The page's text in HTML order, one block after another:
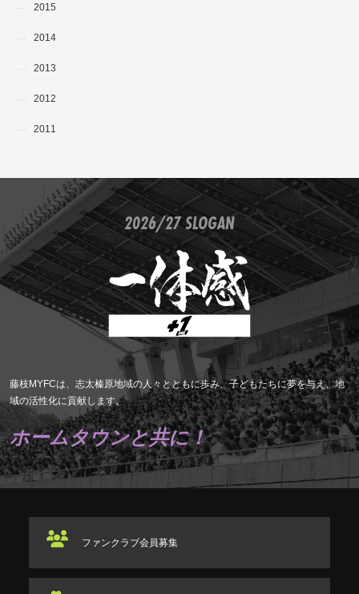
2015
2014
2013
2012
2011
2026/27 SLOGAN
藤枝MYFCは、志太榛原地域の人々とともに歩み、子どもたちに夢を与え、地
域の活性化に貢献します。
ホームタウンと共に！
ファンクラブ会員募集